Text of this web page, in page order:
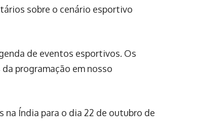
sobre o cenário esportivo
de eventos esportivos. Os
programação em nosso
Índia para o dia 22 de outubro de